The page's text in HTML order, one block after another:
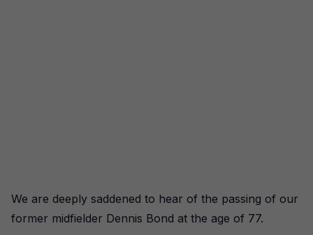
We are deeply saddened to hear of the passing of our
former midfielder Dennis Bond at the age of 77.